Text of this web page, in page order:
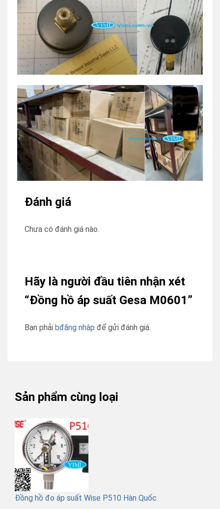
Đánh giá
Chưa có đánh giá nào.
Hãy là người đầu tiên nhận xét
“Đồng hồ áp suất Gesa M0601”
Bạn phải bđăng nhập để gửi đánh giá.
Sản phẩm cùng loại
Đồng hồ đo áp suất Wise P510 Hàn Quốc